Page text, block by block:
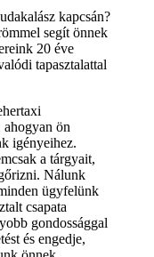
kapcsán?
segít önnek
20 éve
tapasztalattal
ön
igényeihez.
a tárgyait,
Nálunk
ügyfelünk
csapata
gondossággal
és engedje,